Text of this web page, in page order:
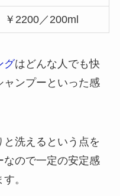
￥2200／200ml
グはどんな人でも快
ンプーといった感
洗えるという点を
なので一定の安定感
。